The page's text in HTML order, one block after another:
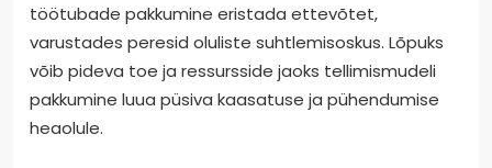
töötubade pakkumine eristada ettevõtet,
varustades peresid oluliste suhtlemisoskus. Lõpuks
võib pideva toe ja ressursside jaoks tellimismudeli
pakkumine luua püsiva kaasatuse ja pühendumise
heaolule.